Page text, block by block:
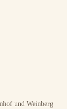
und Weinberg